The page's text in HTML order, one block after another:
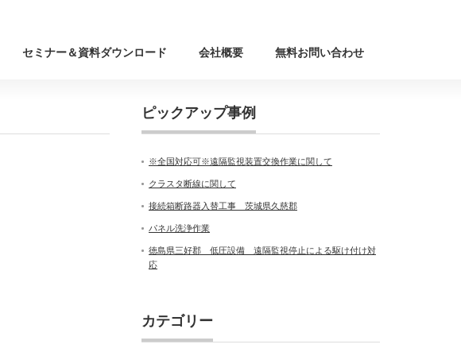
セミナー＆資料ダウンロード 会社概要 無料お問い合わせ
ピックアップ事例
※全国対応可※遠隔監視装置交換作業に関して
クラスタ断線に関して
接続箱断路器入替工事 茨城県久慈郡
パネル洗浄作業
徳島県三好郡 低圧設備 遠隔監視停止による駆け付け対
応
カテゴリー